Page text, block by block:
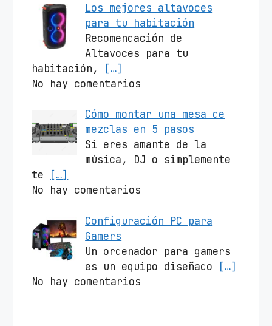
Los mejores altavoces
para tu habitación
Recomendación de
Altavoces para tu
habitación,
[…]
No hay comentarios
Cómo montar una mesa de
mezclas en 5 pasos
Si eres amante de la
música, DJ o simplemente
te
[…]
No hay comentarios
Configuración PC para
Gamers
Un ordenador para gamers
es un equipo diseñado
[…]
No hay comentarios